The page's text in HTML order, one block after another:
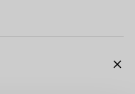
großzügigen Formats